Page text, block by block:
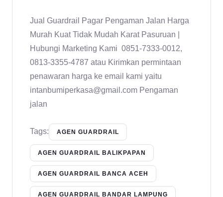
Jual Guardrail Pagar Pengaman Jalan Harga
Murah Kuat Tidak Mudah Karat Pasuruan |
Hubungi Marketing Kami 0851-7333-0012,
0813-3355-4787 atau Kirimkan permintaan
penawaran harga ke email kami yaitu
intanbumiperkasa@gmail.com Pengaman
jalan
Tags: AGEN GUARDRAIL
AGEN GUARDRAIL BALIKPAPAN
AGEN GUARDRAIL BANCA ACEH
AGEN GUARDRAIL BANDAR LAMPUNG